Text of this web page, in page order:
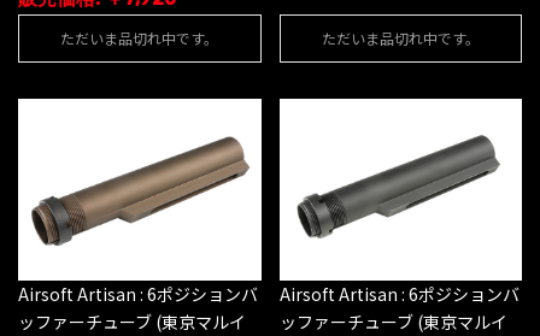
ただいま品切れ中です。 ただいま品切れ中です。
Airsoft Artisan : 6ポジションバ
ッファーチューブ (東京マルイ
Airsoft Artisan : 6ポジションバ
ッファーチューブ (東京マルイ